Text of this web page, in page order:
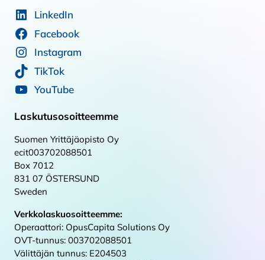
LinkedIn
Facebook
Instagram
TikTok
YouTube
Laskutusosoitteemme
Suomen Yrittäjäopisto Oy
ecit003702088501
Box 7012
831 07 ÖSTERSUND
Sweden
Verkkolaskuosoitteemme:
Operaattori: OpusCapita Solutions Oy
OVT-tunnus: 003702088501
Välittäjän tunnus: E204503